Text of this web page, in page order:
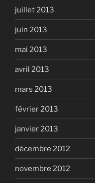
juillet 2013
juin 2013
mai 2013
avril 2013
mars 2013
février 2013
janvier 2013
décembre 2012
novembre 2012